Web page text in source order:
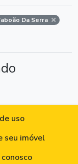
Da Serra
uso
seu imóvel